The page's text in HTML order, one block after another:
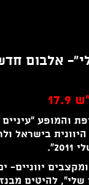
אלבום
והמופע
בישראל
יווניים-
להיטים